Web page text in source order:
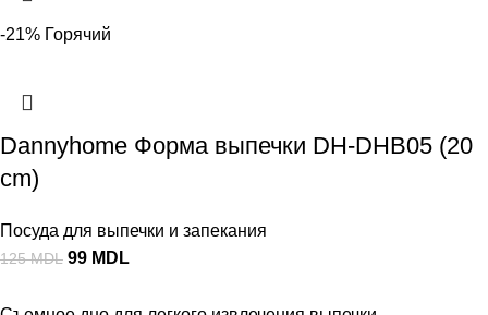
-21% Горячий
Dannyhome Форма выпечки DH-DHB05 (20
cm)
Посуда для выпечки и запекания
125MDL 99 MDL